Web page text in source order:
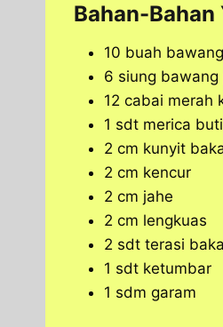
Bahan-Bahan
10 buah
6 siung bawang
12 cabai merah
1 sdt merica
2 cm kunyit
2 cm kencur
2 cm jahe
2 cm lengkuas
2 sdt terasi
1 sdt ketumbar
1 sdm garam